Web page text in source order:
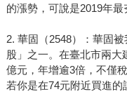
的漲勢，可說是2019年最
2. 華固（2548）：華固
股」之一。在臺北市兩大
億元，年增逾3倍，不僅
若你是在74元附近買進